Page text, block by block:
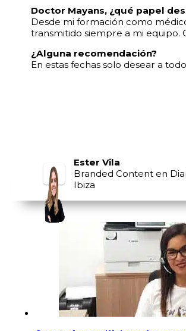
Doctor Mayans, ¿qué papel
Desde mi formación como
transmitido siempre a mi equipo.
¿Alguna recomendación?
En estas fechas solo desear a
Ester Vila
Branded Content en
Ibiza